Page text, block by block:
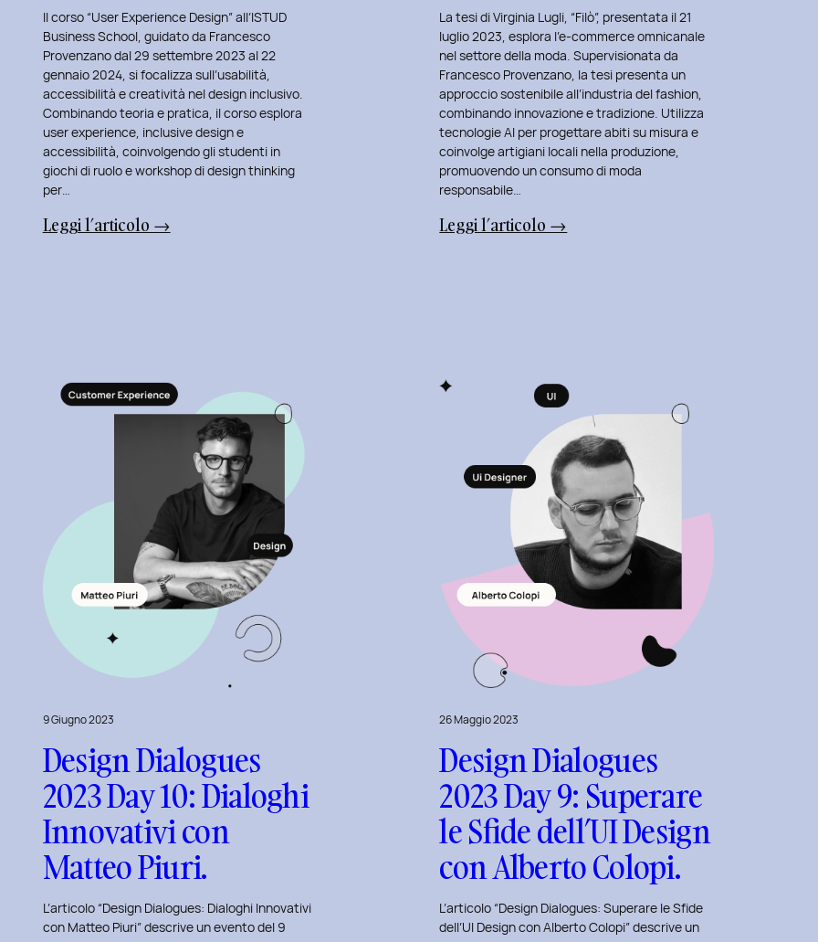
Il corso “User Experience Design” all’ISTUD
Business School, guidato da Francesco
Provenzano dal 29 settembre 2023 al 22
gennaio 2024, si focalizza sull’usabilità,
accessibilità e creatività nel design inclusivo.
Combinando teoria e pratica, il corso esplora
user experience, inclusive design e
accessibilità, coinvolgendo gli studenti in
giochi di ruolo e workshop di design thinking
per…
Leggi l’articolo →:
Master
in
User
Experience
per
l’Inclusive
Design
presso
ISTUD
Business
School
La tesi di Virginia Lugli, “Filò”, presentata il 21
luglio 2023, esplora l’e-commerce omnicanale
nel settore della moda. Supervisionata da
Francesco Provenzano, la tesi presenta un
approccio sostenibile all’industria del fashion,
combinando innovazione e tradizione. Utilizza
tecnologie AI per progettare abiti su misura e
coinvolge artigiani locali nella produzione,
promuovendo un consumo di moda
responsabile…
Leggi l’articolo →
Lugli:
Innovazione
e
Sostenibilità
nel
Fashion
E-
commerce
al
9 Giugno 2023
Design Dialogues
2023 Day 10: Dialoghi
Innovativi con
Matteo Piuri.
L’articolo “Design Dialogues: Dialoghi Innovativi
con Matteo Piuri” descrive un evento del 9
26 Maggio 2023
Design Dialogues
2023 Day 9: Superare
le Sfide dell’UI Design
con Alberto Colopi.
L’articolo “Design Dialogues: Superare le Sfide
dell’UI Design con Alberto Colopi” descrive un